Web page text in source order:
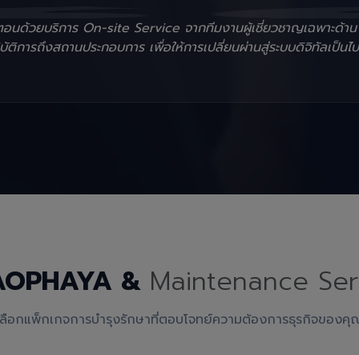
อนด้วยบริการ On-site Service จากทีมงานผู้เชี่ยวชาญเฉพาะด้า
การถึงสถานประกอบการ เพื่อให้การเปลี่ยนผ่านสู่ระบบดิจิทัลเป็นไ
& Maintenance
อกแพ็กเกจการบำรุงรักษาที่ตอบโจทย์ความต้องการธุรกิจของ